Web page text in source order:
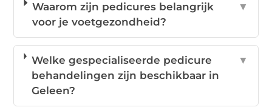
Waarom zijn pedicures belangrijk
voor je voetgezondheid?
▼
Welke gespecialiseerde pedicure
behandelingen zijn beschikbaar in
Geleen?
▼